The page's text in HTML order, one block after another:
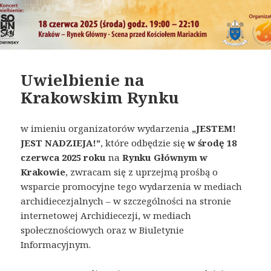
Uwielbienie na
Krakowskim Rynku
w imieniu organizatorów wydarzenia „JESTEM!
JEST NADZIEJA!”, które odbędzie sięw środę 18
czerwca 2025 roku naRynku Głównym w
Krakowie, zwracam się z uprzejmą prośbą o
wsparcie promocyjne tego wydarzenia w mediach
archidiecezjalnych – w szczególności na stronie
internetowej Archidiecezji, w mediach
społecznościowych oraz w Biuletynie
Informacyjnym.